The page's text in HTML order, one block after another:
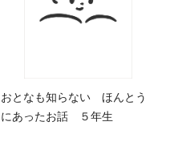
おとなも知らない ほんとう
にあったお話 ５年生